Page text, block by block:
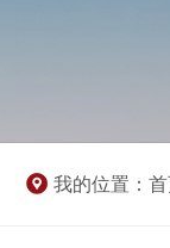
我的位置：